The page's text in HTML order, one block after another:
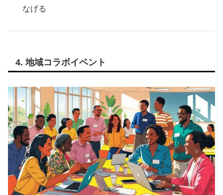
なげる
4. 地域コラボイベント